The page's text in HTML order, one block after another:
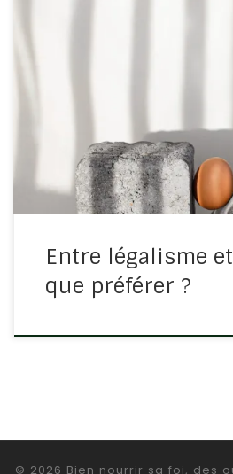
Entre légalisme
que préférer ?
© 2026 Bien nourrir sa foi, des